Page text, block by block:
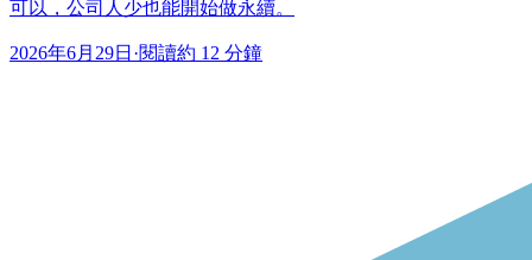
可以，公司人少也能開始做永續。
2026年6月29日 ·閱讀約 12 分鐘